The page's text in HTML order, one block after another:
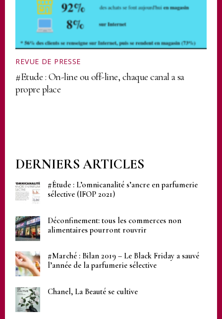
REVUE DE PRESSE
#Etude : On-line ou off-line, chaque canal a sa
propre place
DERNIERS ARTICLES
#Étude : L’omnicanalité s’ancre en parfumerie
sélective (IFOP 2021)
Déconfinement: tous les commerces non
alimentaires pourront rouvrir
#Marché : Bilan 2019 – Le Black Friday a sauvé
l’année de la parfumerie sélective
Chanel, La Beauté se cultive